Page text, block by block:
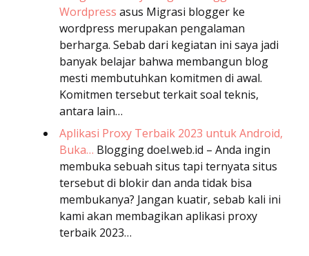
Wordpress asus Migrasi blogger ke
wordpress merupakan pengalaman
berharga. Sebab dari kegiatan ini saya jadi
banyak belajar bahwa membangun blog
mesti membutuhkan komitmen di awal.
Komitmen tersebut terkait soal teknis,
antara lain…
Aplikasi Proxy Terbaik 2023 untuk Android,
Buka… Bloggingdoel.web.id – Anda ingin
membuka sebuah situs tapi ternyata situs
tersebut di blokir dan anda tidak bisa
membukanya? Jangan kuatir, sebab kali ini
kami akan membagikan aplikasi proxy
terbaik 2023…